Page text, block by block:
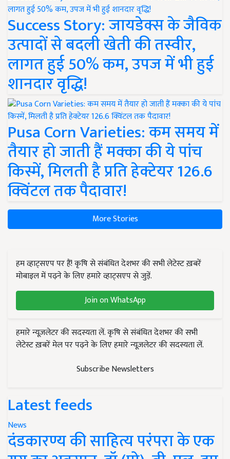
Success Story: जायडेक्स के जैविक
उत्पादों से बदली खेती की तस्वीर,
लागत हुई 50% कम, उपज में भी हुई
शानदार वृद्धि!
Pusa Corn Varieties: कम समय में
तैयार हो जाती हैं मक्का की ये पांच
किस्में, मिलती है प्रति हेक्टेयर 126.6
क्विंटल तक पैदावार!
More Stories
हम व्हाट्सएप पर हैं! कृषि से संबंधित देशभर की सभी लेटेस्ट ख़बरें
मोबाइल में पढ़ने के लिए हमारे व्हाट्सएप से जुड़ें.
Join on WhatsApp
हमारे न्यूज़लेटर की सदस्यता लें. कृषि से संबंधित देशभर की सभी
लेटेस्ट ख़बरें मेल पर पढ़ने के लिए हमारे न्यूज़लेटर की सदस्यता लें.
Subscribe Newsletters
Latest feeds
News
दंडकारण्य की साहित्य परंपरा के एक